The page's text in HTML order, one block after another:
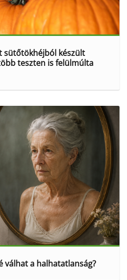
sütőtökhéjból készült
teszten is felülmúlta
válhat a halhatatlanság?